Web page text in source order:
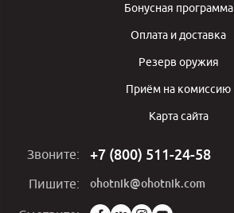
Бонусная программа
Оплата и доставка
Резерв оружия
Приём на комиссию
Карта сайта
Звоните: +7 (800) 511-24-58
Пишите: ohotnik@ohotnik.com